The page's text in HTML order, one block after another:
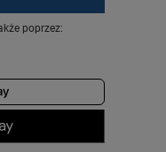
poprzez: